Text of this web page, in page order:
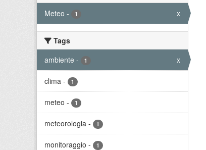
Meteo - 1 x
Tags
ambiente - 1 x
clima - 1
meteo - 1
meteorologia - 1
monitoraggio - 1